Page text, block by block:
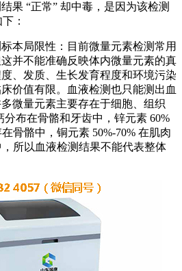
果 “正常” 却中毒，是因为该检测
：
本局限性：目前微量元素检测常用
并不能准确反映体内微量元素的真
、发质、生长发育程度和环境污染
价值有限。血液检测也只能测出血
微量元素主要存在于细胞、组织
分布在骨骼和牙齿中，锌元素 60%
骨骼中，铜元素 50%-70% 在肌肉
所以血液检测结果不能代表整体